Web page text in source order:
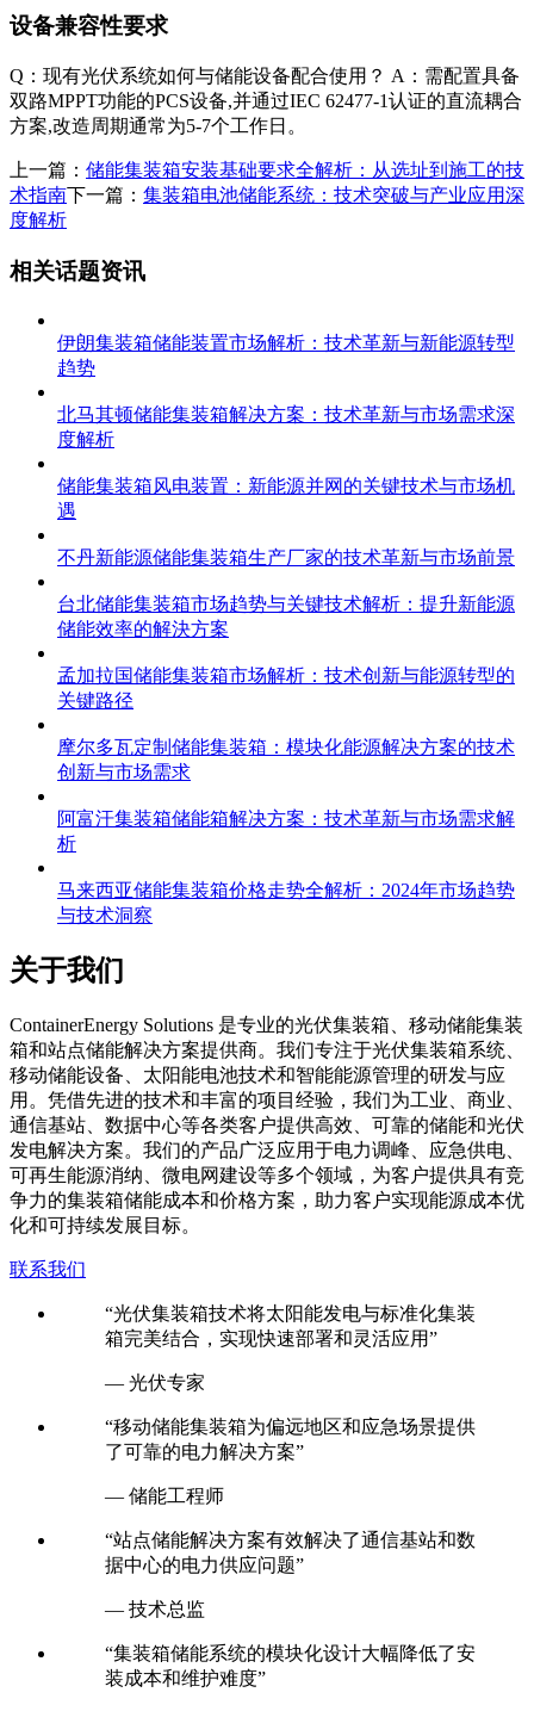
设备兼容性要求
Q：现有光伏系统如何与储能设备配合使用？ A：需配置具备
双路MPPT功能的PCS设备,并通过IEC 62477-1认证的直流耦合
方案,改造周期通常为5-7个工作日。
上一篇： 储能集装箱安装基础要求全解析：从选址到施工的技
术指南下一篇： 集装箱电池储能系统：技术突破与产业应用深
度解析
相关话题资讯
伊朗集装箱储能装置市场解析：技术革新与新能源转型
趋势
北马其顿储能集装箱解决方案：技术革新与市场需求深
度解析
储能集装箱风电装置：新能源并网的关键技术与市场机
遇
不丹新能源储能集装箱生产厂家的技术革新与市场前景
台北储能集装箱市场趋势与关键技术解析：提升新能源
储能效率的解決方案
孟加拉国储能集装箱市场解析：技术创新与能源转型的
关键路径
摩尔多瓦定制储能集装箱：模块化能源解决方案的技术
创新与市场需求
阿富汗集装箱储能箱解决方案：技术革新与市场需求解
析
马来西亚储能集装箱价格走势全解析：2024年市场趋势
与技术洞察
关于我们
ContainerEnergy Solutions 是专业的光伏集装箱、移动储能集装
箱和站点储能解决方案提供商。我们专注于光伏集装箱系统、
移动储能设备、太阳能电池技术和智能能源管理的研发与应
用。凭借先进的技术和丰富的项目经验，我们为工业、商业、
通信基站、数据中心等各类客户提供高效、可靠的储能和光伏
发电解决方案。我们的产品广泛应用于电力调峰、应急供电、
可再生能源消纳、微电网建设等多个领域，为客户提供具有竞
争力的集装箱储能成本和价格方案，助力客户实现能源成本优
化和可持续发展目标。
联系我们
“光伏集装箱技术将太阳能发电与标准化集装
箱完美结合，实现快速部署和灵活应用”
— 光伏专家
“移动储能集装箱为偏远地区和应急场景提供
了可靠的电力解决方案”
— 储能工程师
“站点储能解决方案有效解决了通信基站和数
据中心的电力供应问题”
— 技术总监
“集装箱储能系统的模块化设计大幅降低了安
装成本和维护难度”